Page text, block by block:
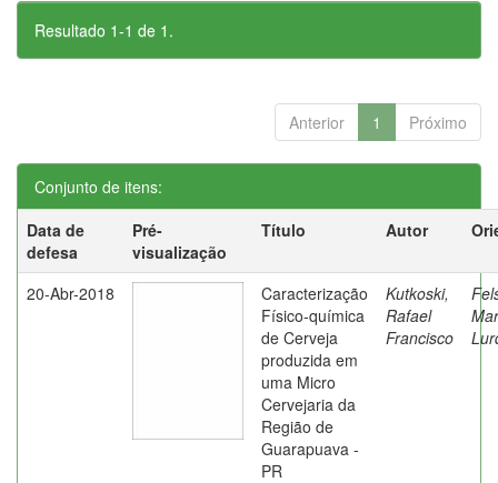
Resultado 1-1 de 1.
Anterior 1 Próximo
Conjunto de itens:
Data de
defesa
Pré-
visualização
Título Autor
20-Abr-2018
Caracterização
Físico-química
de Cerveja
produzida em
uma Micro
Cervejaria da
Região de
Guarapuava -
PR
Kutkoski,
Rafael
Francisco